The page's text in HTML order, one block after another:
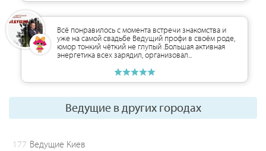
Всё понравилось с момента встречи знакомства и
уже на самой свадьбе Ведущий профи в своём роде,
юмор тонкий чёткий не глупый .Большая активная
энергетика всех зарядил, организовал...
Ведущие в других городах
177 Ведущие Киев